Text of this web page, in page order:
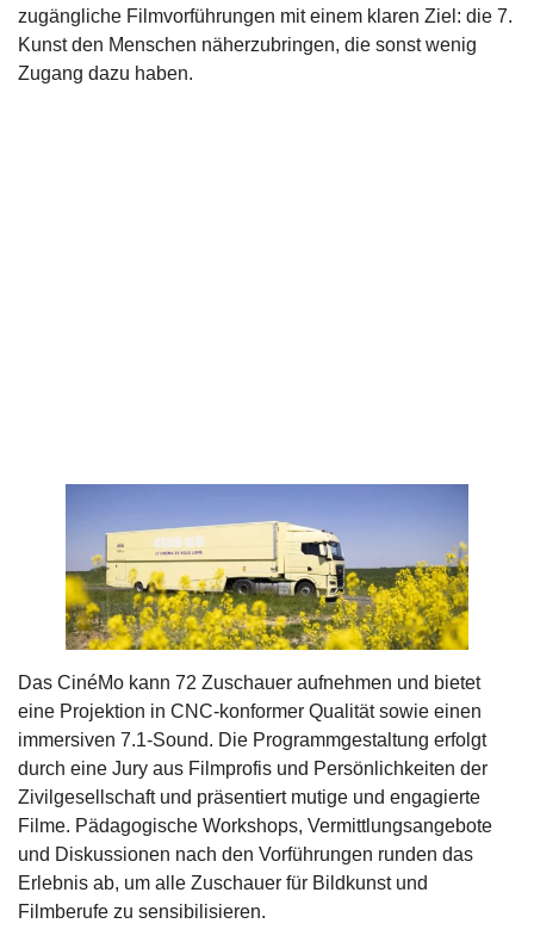
zugängliche Filmvorführungen mit einem klaren Ziel: die 7.
Kunst den Menschen näherzubringen, die sonst wenig
Zugang dazu haben.
Das CinéMo kann 72 Zuschauer aufnehmen und bietet
eine Projektion in CNC-konformer Qualität sowie einen
immersiven 7.1-Sound. Die Programmgestaltung erfolgt
durch eine Jury aus Filmprofis und Persönlichkeiten der
Zivilgesellschaft und präsentiert mutige und engagierte
Filme. Pädagogische Workshops, Vermittlungsangebote
und Diskussionen nach den Vorführungen runden das
Erlebnis ab, um alle Zuschauer für Bildkunst und
Filmberufe zu sensibilisieren.